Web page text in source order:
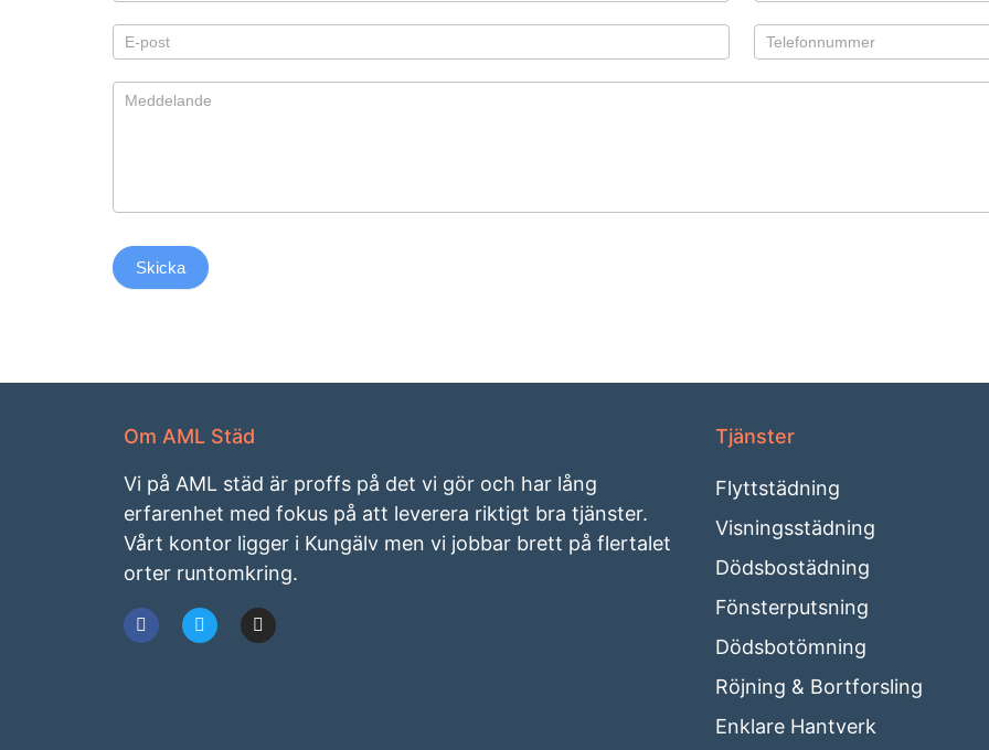
Skicka
det här
fältet
Om AML Städ
Vi på AML städ är proffs på det vi gör och har lång
erfarenhet med fokus på att leverera riktigt bra tjänster.
Vårt kontor ligger i Kungälv men vi jobbar brett på flertalet
orter runtomkring.
Tjänster
Flyttstädning
Visningsstädning
Dödsbostädning
Fönsterputsning
Dödsbotömning
Röjning & Bortforsling
Enklare Hantverk